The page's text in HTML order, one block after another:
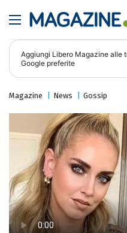
Aggiungi Libero Magazine alle
Google preferite
Magazine News Gossip